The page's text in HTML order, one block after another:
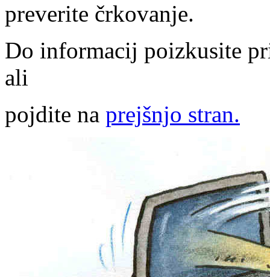
preverite črkovanje.
Do informacij poizkusite
ali
pojdite na prejšnjo stran.